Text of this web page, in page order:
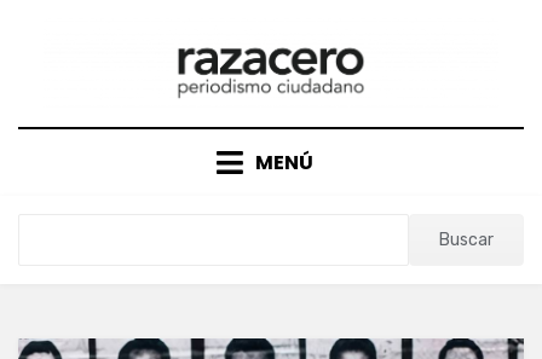
MENÚ
Buscar